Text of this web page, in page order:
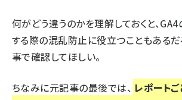
何がどう違うのかを理解しておくと、
する際の混乱防止に役立つこともあるだ
事で確認してほしい。
ちなみに元記事の最後では、 レポート